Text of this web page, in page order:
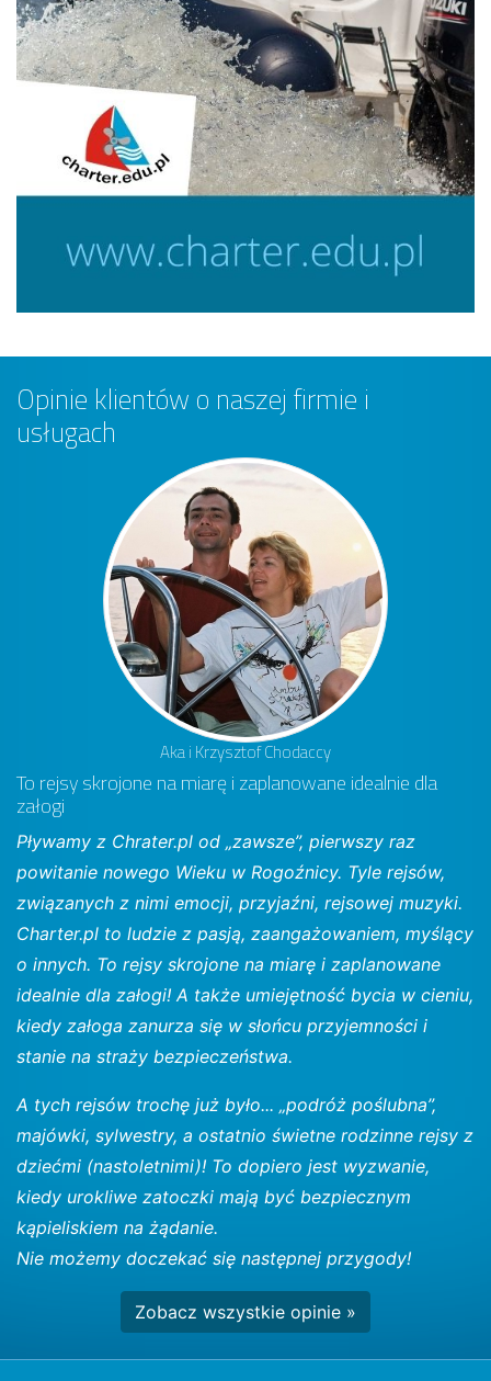
Opinie klientów o naszej firmie i
usługach
Aka i Krzysztof Chodaccy
To rejsy skrojone na miarę i zaplanowane idealnie dla
załogi
Pływamy z Chrater.pl od „zawsze”, pierwszy raz
powitanie nowego Wieku w Rogoźnicy. Tyle rejsów,
związanych z nimi emocji, przyjaźni, rejsowej muzyki.
Charter.pl to ludzie z pasją, zaangażowaniem, myślący
o innych. To rejsy skrojone na miarę i zaplanowane
idealnie dla załogi! A także umiejętność bycia w cieniu,
kiedy załoga zanurza się w słońcu przyjemności i
stanie na straży bezpieczeństwa.
A tych rejsów trochę już było... „podróż poślubna”,
majówki, sylwestry, a ostatnio świetne rodzinne rejsy z
dziećmi (nastoletnimi)! To dopiero jest wyzwanie,
kiedy urokliwe zatoczki mają być bezpiecznym
kąpieliskiem na żądanie.
Nie możemy doczekać się następnej przygody!
Zobacz wszystkie opinie »